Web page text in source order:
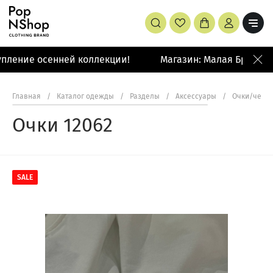
осенней коллекции! Магазин: Малая Бронная
Главная / Каталог одежды / Разделы / Аксессуары / Очки/
Очки 12062
SALE